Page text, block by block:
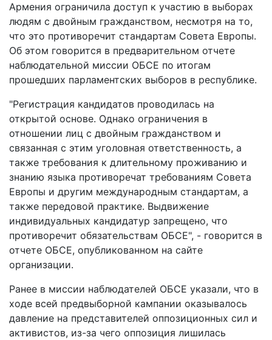
Армения ограничила доступ к участию в выборах
людям с двойным гражданством, несмотря на то,
что это противоречит стандартам Совета Европы.
Об этом говорится в предварительном отчете
наблюдательной миссии ОБСЕ по итогам
прошедших парламентских выборов в республике.
"Регистрация кандидатов проводилась на
открытой основе. Однако ограничения в
отношении лиц с двойным гражданством и
связанная с этим уголовная ответственность, а
также требования к длительному проживанию и
знанию языка противоречат требованиям Совета
Европы и другим международным стандартам, а
также передовой практике. Выдвижение
индивидуальных кандидатур запрещено, что
противоречит обязательствам ОБСЕ", - говорится в
отчете ОБСЕ, опубликованном на сайте
организации.
Ранее в миссии наблюдателей ОБСЕ указали, что в
ходе всей предвыборной кампании оказывалось
давление на представителей оппозиционных сил и
активистов, из-за чего оппозиция лишилась